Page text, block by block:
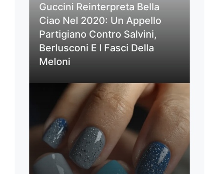
Guccini Reinterpreta Bella
Ciao Nel 2020: Un Appello
Partigiano Contro Salvini,
Berlusconi E I Fasci Della
Meloni